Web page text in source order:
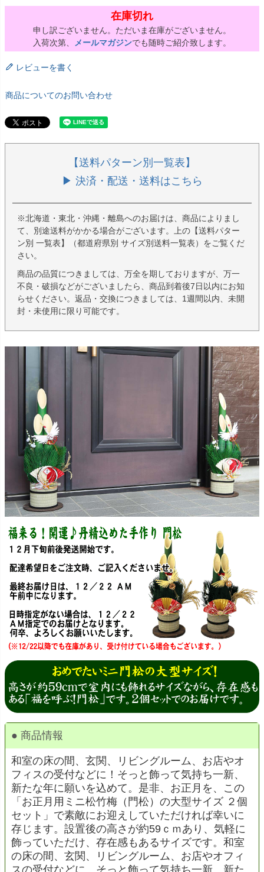
在庫切れ
申し訳ございません。ただいま在庫がございません。
入荷次第、
メールマガジンでも随時ご紹介致します。
レビューを書く
商品についてのお問い合わせ
【送料パターン別一覧表】
▶ 決済・配送・送料はこちら
※北海道・東北・沖縄・離島へのお届けは、商品によりまし
て、別途送料がかかる場合がございます。上の【送料パター
ン別 一覧表】（都道府県別 サイズ別送料一覧表）をご覧くだ
さい。
商品の品質につきましては、万全を期しておりますが、万一
不良・破損などがございましたら、商品到着後7日以内にお知
らせください。返品・交換につきましては、1週間以内、未開
封・未使用に限り可能です。
● 商品情報
和室の床の間、玄関、リビングルーム、お店やオ
フィスの受付などに！そっと飾って気持ち一新、
新たな年に願いを込めて。是非、お正月を、この
「お正月用ミニ松竹梅（門松）の大型サイズ ２個
セット」で素敵にお迎えしていただければ幸いに
存じます。設置後の高さが約59ｃｍあり、気軽に
飾っていただけ、存在感もあるサイズです。和室
の床の間、玄関、リビングルーム、お店やオフィ